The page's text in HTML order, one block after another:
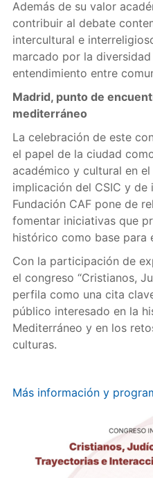
Además de su valor
contribuir al debate
intercultural e
marcado por la
entendimiento entre
Madrid, punto de
mediterráneo
La celebración de este
el papel de la ciudad
académico y cultural en
implicación del CSIC y
Fundación CAF pone de
fomentar iniciativas que
histórico como base para
Con la participación de
el congreso “Cristianos,
perfila como una cita
público interesado en la
Mediterráneo y en los
culturas.
Más información y